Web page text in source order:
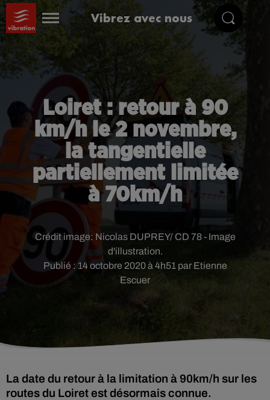
Vibrez avec nous
Loiret : retour à 90
km/h le 2 novembre,
la tangentielle
partiellement limitée
à 70km/h
Publié : 14 octobre 2020 à 4h51 par Etienne
Escuer
Crédit image: Nicolas DUPREY/ CD 78 - Image
d'illustration.
La date du retour à la limitation à 90km/h sur les
routes du Loiret est désormais connue.